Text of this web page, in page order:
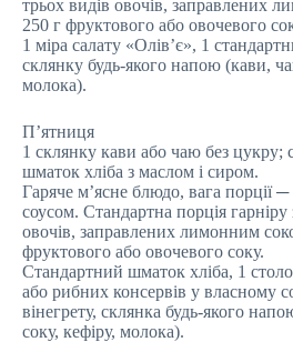
трьох видів овочів, заправлених
250 г фруктового або овочевого
1 міра салату «Олів’є», 1
склянку будь-якого напою (кави,
молока).
П’ятниця
1 склянку кави або чаю без цукру;
шматок хліба з маслом і сиром.
Гаряче м’ясне блюдо, вага порції
соусом. Стандартна порція гарніру
овочів, заправлених лимонним
фруктового або овочевого соку.
Стандартний шматок хліба, 1
або рибних консервів у власному
вінегрету, склянка будь-якого
соку, кефіру, молока).